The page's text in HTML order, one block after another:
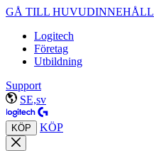
GÅ TILL HUVUDINNEHÅLL
Logitech
Företag
Utbildning
Support
SE,sv
KÖP KÖP